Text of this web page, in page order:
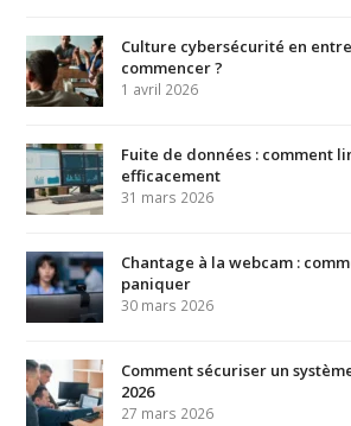
Culture cybersécurité en
commencer ?
1 avril 2026
Fuite de données : comment
efficacement
31 mars 2026
Chantage à la webcam :
paniquer
30 mars 2026
Comment sécuriser un
2026
27 mars 2026